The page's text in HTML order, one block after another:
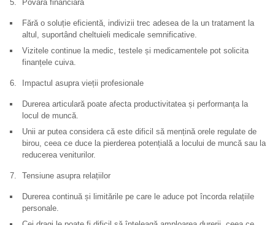
Povara financiară
Fără o soluție eficientă, indivizii trec adesea de la un tratament la
altul, suportând cheltuieli medicale semnificative.
Vizitele continue la medic, testele și medicamentele pot solicita
finanțele cuiva.
Impactul asupra vieții profesionale
Durerea articulară poate afecta productivitatea și performanța la
locul de muncă.
Unii ar putea considera că este dificil să mențină orele regulate de
birou, ceea ce duce la pierderea potențială a locului de muncă sau la
reducerea veniturilor.
Tensiune asupra relațiilor
Durerea continuă și limitările pe care le aduce pot încorda relațiile
personale.